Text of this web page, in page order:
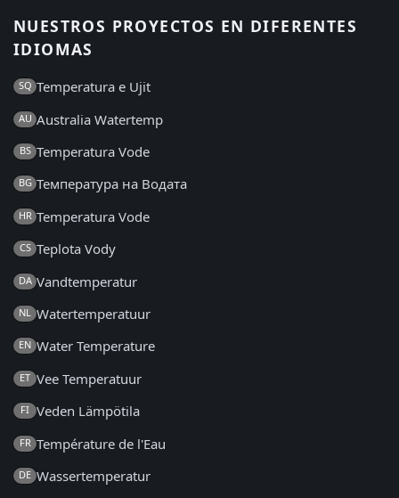
NUESTROS PROYECTOS EN DIFERENTES
IDIOMAS
SQ Temperatura e Ujit
AU Australia Watertemp
BS Temperatura Vode
BG Температура на Водата
HR Temperatura Vode
CS Teplota Vody
DA Vandtemperatur
NL Watertemperatuur
EN Water Temperature
ET Vee Temperatuur
FI Veden Lämpötila
FR Température de l'Eau
DE Wassertemperatur